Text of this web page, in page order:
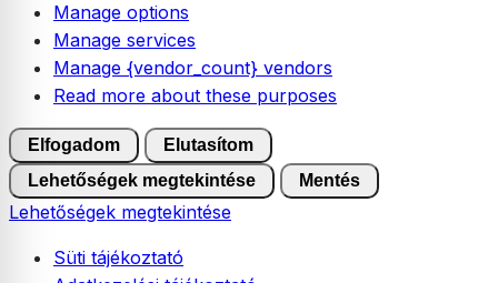
Manage options
Manage services
Manage {vendor_count} vendors
Read more about these purposes
Elfogadom
Elutasítom
Lehetőségek megtekintése
Mentés
Lehetőségek megtekintése
Süti tájékoztató